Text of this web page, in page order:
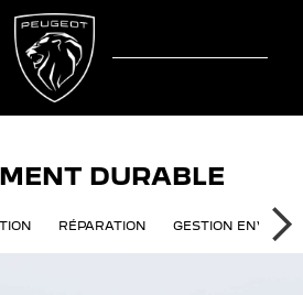
DURABLE
RÉPARATION GESTION